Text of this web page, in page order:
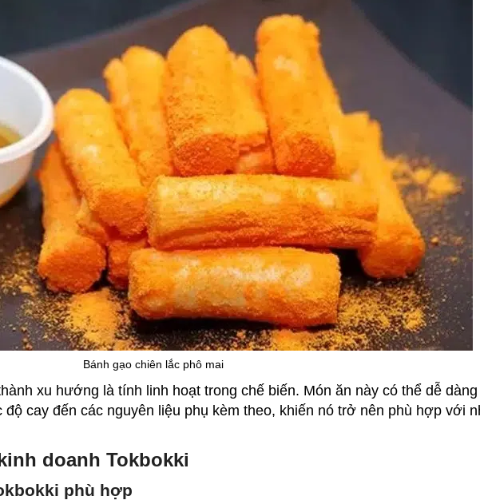
Bánh gạo chiên lắc phô mai
xu hướng là tính linh hoạt trong chế biến. Món ăn này có thể dễ
cay đến các nguyên liệu phụ kèm theo, khiến nó trở nên phù hợp với
doanh Tokbokki
phù hợp